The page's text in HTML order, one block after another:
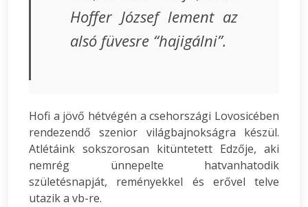
Hoffer József lement az
alsó füvesre “hajigálni”.
Hofi a jövő hétvégén a csehországi Lovosicében
rendezendő szenior világbajnokságra készül.
Atlétáink sokszorosan kitüntetett Edzője, aki
nemrég ünnepelte hatvanhatodik
születésnapját, reményekkel és erővel telve
utazik a vb-re.